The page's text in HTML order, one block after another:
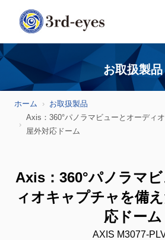
お取扱製品
ホーム
お取扱製品
Axis：360°パノラマビューとオーディ
屋外対応ドーム
Axis：360°パノラマ
ィオキャプチャを備
応ドーム
AXIS M3077-